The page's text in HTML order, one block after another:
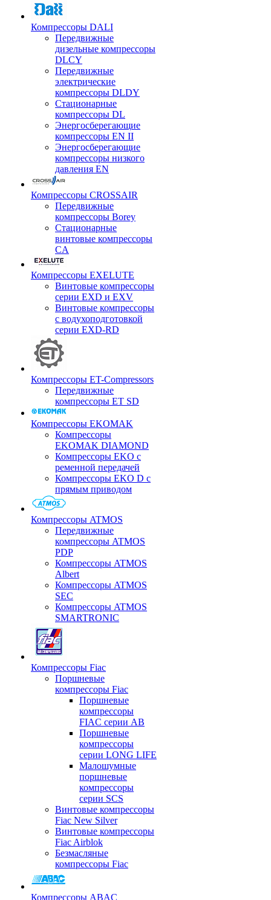
Компрессоры DALI
Передвижные
дизельные компрессоры
DLCY
Передвижные
электрические
компрессоры DLDY
Стационарные
компрессоры DL
Энергосберегающие
компрессоры EN II
Энергосберегающие
компрессоры низкого
давления EN
Компрессоры CROSSAIR
Передвижные
компрессоры Borey
Стационарные
винтовые компрессоры
CA
Компрессоры EXELUTE
Винтовые компрессоры
серии EXD и EXV
Винтовые компрессоры
с водухоподготовкой
серии EXD-RD
Компрессоры ET-Compressors
Передвижные
компрессоры ET SD
Компрессоры EKOMAK
Компрессоры
EKOMAK DIAMOND
Компрессоры EKO c
ременной передачей
Компрессоры EKO D с
прямым приводом
Компрессоры ATMOS
Передвижные
компрессоры ATMOS
PDP
Компрессоры ATMOS
Albert
Компрессоры ATMOS
SEC
Компрессоры ATMOS
SMARTRONIC
Компрессоры Fiac
Поршневые
компрессоры Fiac
Поршневые
компрессоры
FIAC серии AB
Поршневые
компрессоры
серии LONG LIFE
Малошумные
поршневые
компрессоры
серии SCS
Винтовые компрессоры
Fiac New Silver
Винтовые компрессоры
Fiac Airblok
Безмасляные
компрессоры Fiac
Компрессоры ABAC